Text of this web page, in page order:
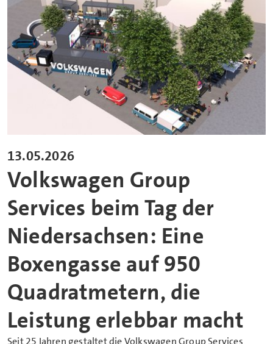
13.05.2026
Volkswagen Group
Services beim Tag der
Niedersachsen: Eine
Boxengasse auf 950
Quadratmetern, die
Leistung erlebbar macht
Seit 25 Jahren gestaltet die Volkswagen Group Services